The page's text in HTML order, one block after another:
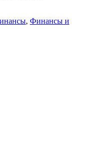
, Финансы и